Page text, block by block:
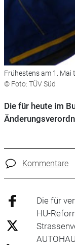
Frühestens am 1. Mai
© Foto: TÜV Süd
Die für heute im
Kommentare
Die für
HU-